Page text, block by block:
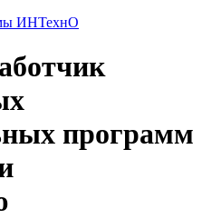
ИНТехнО
программ